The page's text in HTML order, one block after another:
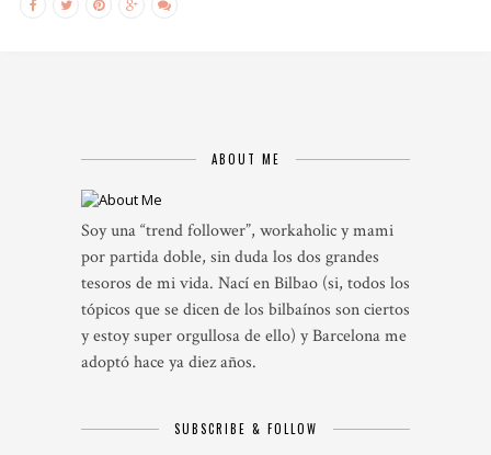
ABOUT ME
Soy una “trend follower”, workaholic y mami
por partida doble, sin duda los dos grandes
tesoros de mi vida. Nací en Bilbao (si, todos los
tópicos que se dicen de los bilbaínos son ciertos
y estoy super orgullosa de ello) y Barcelona me
adoptó hace ya diez años.
SUBSCRIBE & FOLLOW